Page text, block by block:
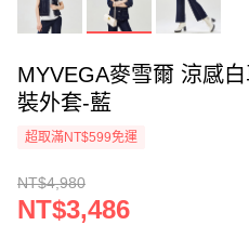
MYVEGA麥雪爾 涼感
裝外套-藍
超取滿NT$599免運
NT$4,980
NT$3,486